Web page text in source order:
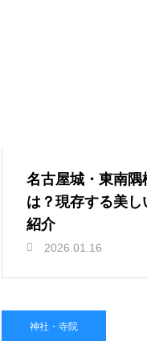
名古屋城・東南隅
は？現存する美
紹介
2026.01.16
神社・寺院